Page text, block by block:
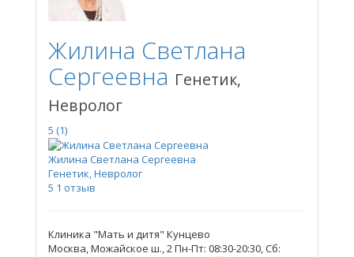
Жилина Светлана
Сергеевна Генетик,
Невролог
5 (1)
Жилина Светлана Сергеевна
Генетик, Невролог
5 1 отзыв
Клиника "Мать и дитя" Кунцево
Москва, Можайское ш., 2Пн-Пт: 08:30-20:30, Сб: